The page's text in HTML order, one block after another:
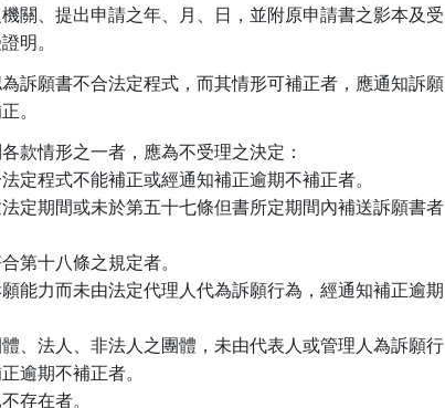
關、提出申請之年、月、日，並附原申請書之影本及受
明。
訴願書不合法定程式，而其情形可補正者，應通知訴願
。
款情形之一者，應為不受理之決定：
定程式不能補正或經通知補正逾期不補正者。
定期間或未於第五十七條但書所定期間內補送訴願書者
第十八條之規定者。
能力而未由法定代理人代為訴願行為，經通知補正逾期
、法人、非法人之團體，未由代表人或管理人為訴願行
正逾期不補正者。
存在者。